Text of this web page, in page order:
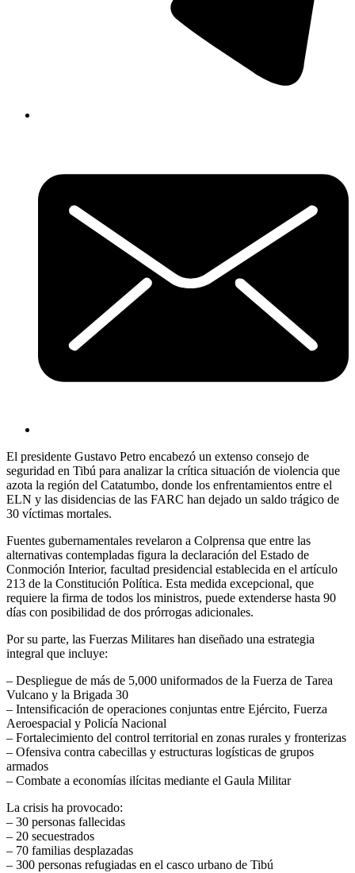
El presidente Gustavo Petro encabezó un extenso consejo de
seguridad en Tibú para analizar la crítica situación de violencia que
azota la región del Catatumbo, donde los enfrentamientos entre el
ELN y las disidencias de las FARC han dejado un saldo trágico de
30 víctimas mortales.
Fuentes gubernamentales revelaron a Colprensa que entre las
alternativas contempladas figura la declaración del Estado de
Conmoción Interior, facultad presidencial establecida en el artículo
213 de la Constitución Política. Esta medida excepcional, que
requiere la firma de todos los ministros, puede extenderse hasta 90
días con posibilidad de dos prórrogas adicionales.
Por su parte, las Fuerzas Militares han diseñado una estrategia
integral que incluye:
– Despliegue de más de 5,000 uniformados de la Fuerza de Tarea
Vulcano y la Brigada 30
– Intensificación de operaciones conjuntas entre Ejército, Fuerza
Aeroespacial y Policía Nacional
– Fortalecimiento del control territorial en zonas rurales y fronterizas
– Ofensiva contra cabecillas y estructuras logísticas de grupos
armados
– Combate a economías ilícitas mediante el Gaula Militar
La crisis ha provocado:
– 30 personas fallecidas
– 20 secuestrados
– 70 familias desplazadas
– 300 personas refugiadas en el casco urbano de Tibú